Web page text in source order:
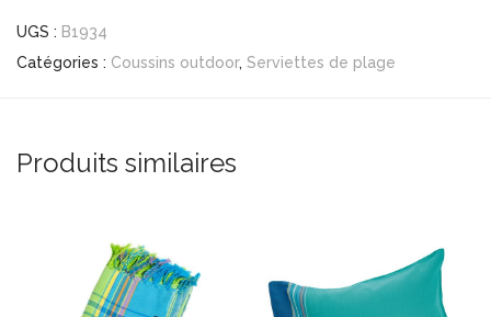
UGS : B1934
Catégories : Coussins outdoor, Serviettes de plage
Produits similaires